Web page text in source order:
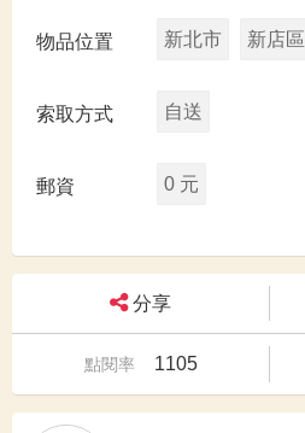
物品位置 新北市 新店區
索取方式 自送
郵資 0 元
分享
點閱率 1105